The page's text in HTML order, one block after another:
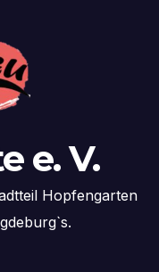
e. V.
Hopfengarten